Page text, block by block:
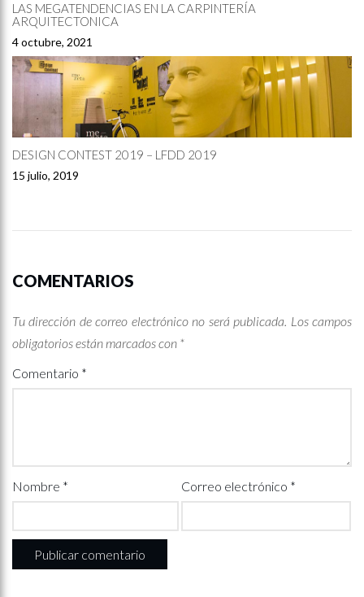
LAS MEGATENDENCIAS EN LA CARPINTERÍA
ARQUITECTONICA
4 octubre, 2021
DESIGN CONTEST 2019 – LFDD 2019
15 julio, 2019
COMENTARIOS
Tu dirección de correo electrónico no será publicada. Los campos
obligatorios están marcados con *
Comentario *
Nombre * Correo electrónico *